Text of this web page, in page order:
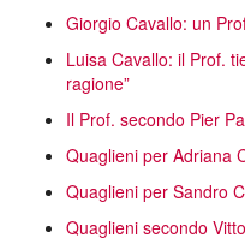
Giorgio Cavallo: un
Luisa Cavallo: il Prof.
ragione”
Il Prof. secondo Pier
Quaglieni per Adriana
Quaglieni per Sandro
Quaglieni secondo